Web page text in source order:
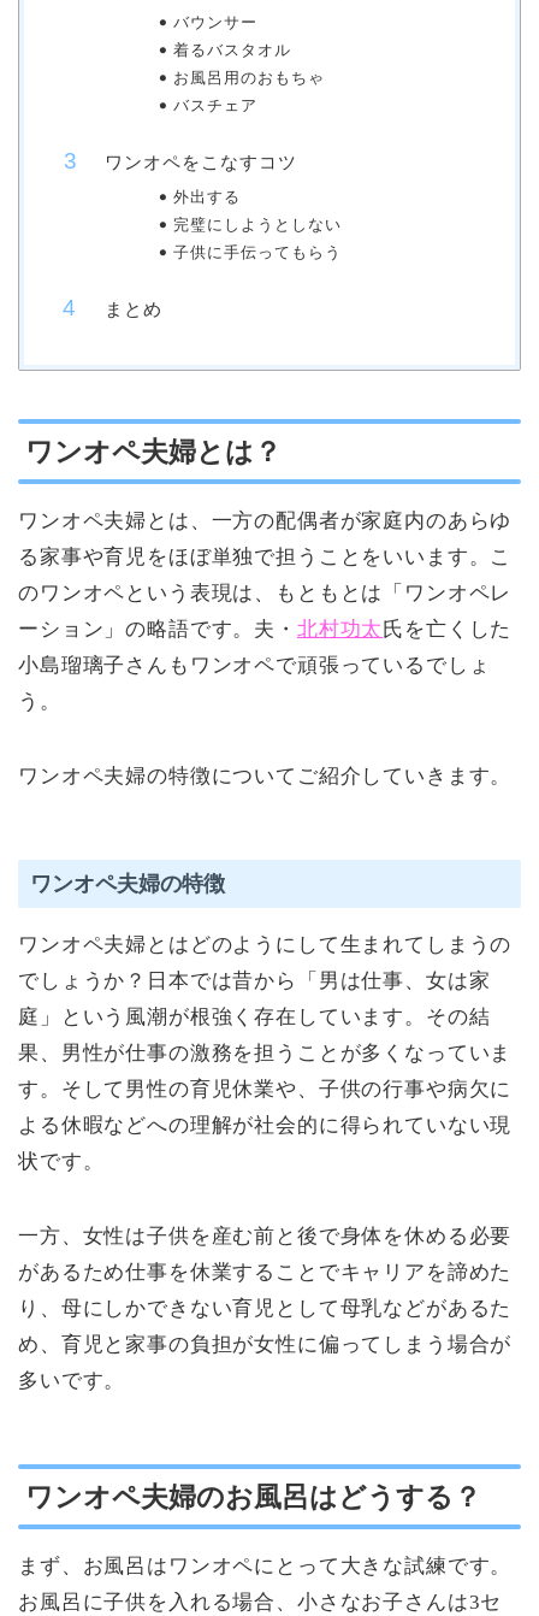
バウンサー
着るバスタオル
お風呂用のおもちゃ
バスチェア
ワンオペをこなすコツ
外出する
完璧にしようとしない
子供に手伝ってもらう
まとめ
ワンオペ夫婦とは？
ワンオペ夫婦とは、一方の配偶者が家庭内のあらゆ
る家事や育児をほぼ単独で担うことをいいます。こ
のワンオペという表現は、もともとは「ワンオペレ
ーション」の略語です。夫・ 北村功太氏を亡くした
小島瑠璃子さんもワンオペで頑張っているでしょ
う。
ワンオペ夫婦の特徴についてご紹介していきます。
ワンオペ夫婦の特徴
ワンオペ夫婦とはどのようにして生まれてしまうの
でしょうか？日本では昔から「男は仕事、女は家
庭」という風潮が根強く存在しています。その結
果、男性が仕事の激務を担うことが多くなっていま
す。そして男性の育児休業や、子供の行事や病欠に
よる休暇などへの理解が社会的に得られていない現
状です。
一方、女性は子供を産む前と後で身体を休める必要
があるため仕事を休業することでキャリアを諦めた
り、母にしかできない育児として母乳などがあるた
め、育児と家事の負担が女性に偏ってしまう場合が
多いです。
ワンオペ夫婦のお風呂はどうする？
まず、お風呂はワンオペにとって大きな試練です。
お風呂に子供を入れる場合、小さなお子さんは3セ